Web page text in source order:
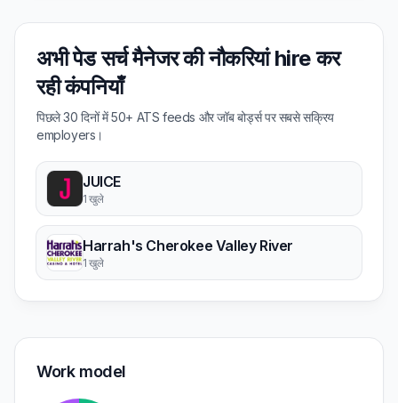
अभी पेड सर्च मैनेजर की नौकरियां hire कर
रही कंपनियाँ
पिछले 30 दिनों में 50+ ATS feeds और जॉब बोर्ड्स पर सबसे सक्रिय
employers।
JUICE
1 खुले
Harrah's Cherokee Valley River
1 खुले
Work model